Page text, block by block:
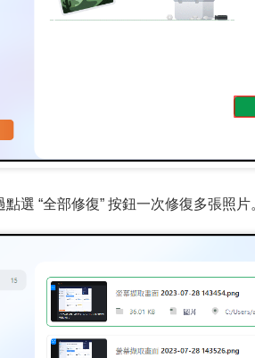
點選 “全部修復” 按鈕一次修復多張照